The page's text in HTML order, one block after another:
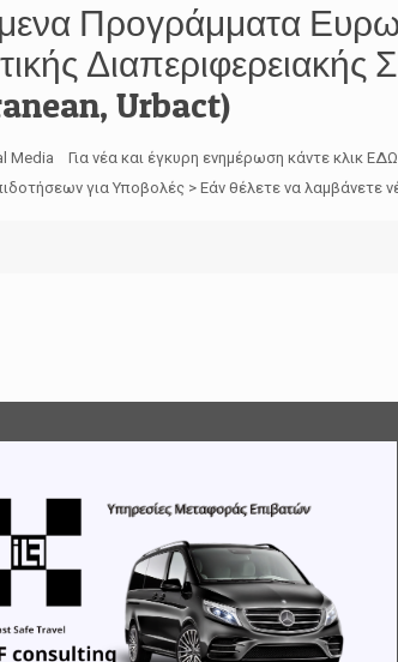
Προγράμματα
Διαπεριφερειακής
Urbact)
Για νέα και έγκυρη ενημέρωση κάντε κλικ
για Υποβολές > Εάν θέλετε να λαμβάνετε